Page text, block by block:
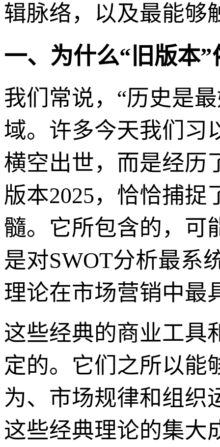
辑脉络，以及最能够
一、为什么“旧版本
我们常说，“历史是
域。许多今天我们习
横空出世，而是经历
版本2025，恰恰捕
髓。它所包含的，可
是对SWOT分析最系
理论在市场营销中最
这些经典的商业工具
定的。它们之所以能
为、市场规律和组织
这些经典理论的集大